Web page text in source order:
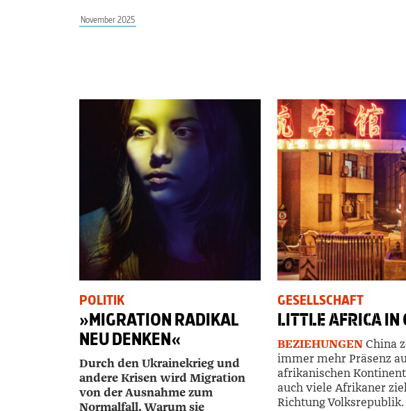
November 2025
POLITIK
»MIGRATION RADIKAL
NEU DENKEN«
Durch den Ukrainekrieg und
andere Krisen wird Migration
von der Ausnahme zum
Normalfall. Warum sie
GESELLSCHAFT
LITTLE AFRICAIN
BEZIEHUNGENChina
immermehr Präsenz
afrikanischen
auch viele Afrikaner
Richtung Volksrepublik.